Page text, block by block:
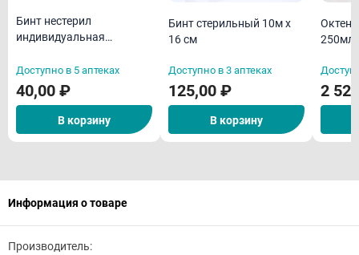
Бинт нестерил
индивидуальная
Доступно в 5 аптеках
40,00 ₽
В корзину
Бинт стерильный 10м х
16 см
Доступно в 3 аптеках
125,00 ₽
В корзину
250мл
во)
2
Информация о товаре
Производитель: